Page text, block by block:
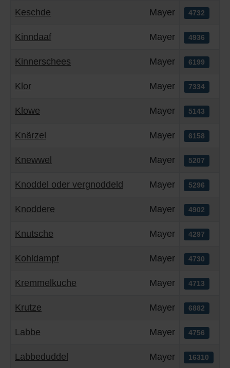
Keschde Mayer 4732
Kinndaaf Mayer 4936
Kinnerschees Mayer 6199
Klor Mayer 7334
Klowe Mayer 5143
Knärzel Mayer 6158
Knewwel Mayer 5207
Knoddel oder vergnoddeld Mayer 5296
Knoddere Mayer 4902
Knutsche Mayer 4297
Kohldampf Mayer 4730
Kremmelkuche Mayer 4713
Krutze Mayer 6882
Labbe Mayer 4756
Labbeduddel Mayer 16310